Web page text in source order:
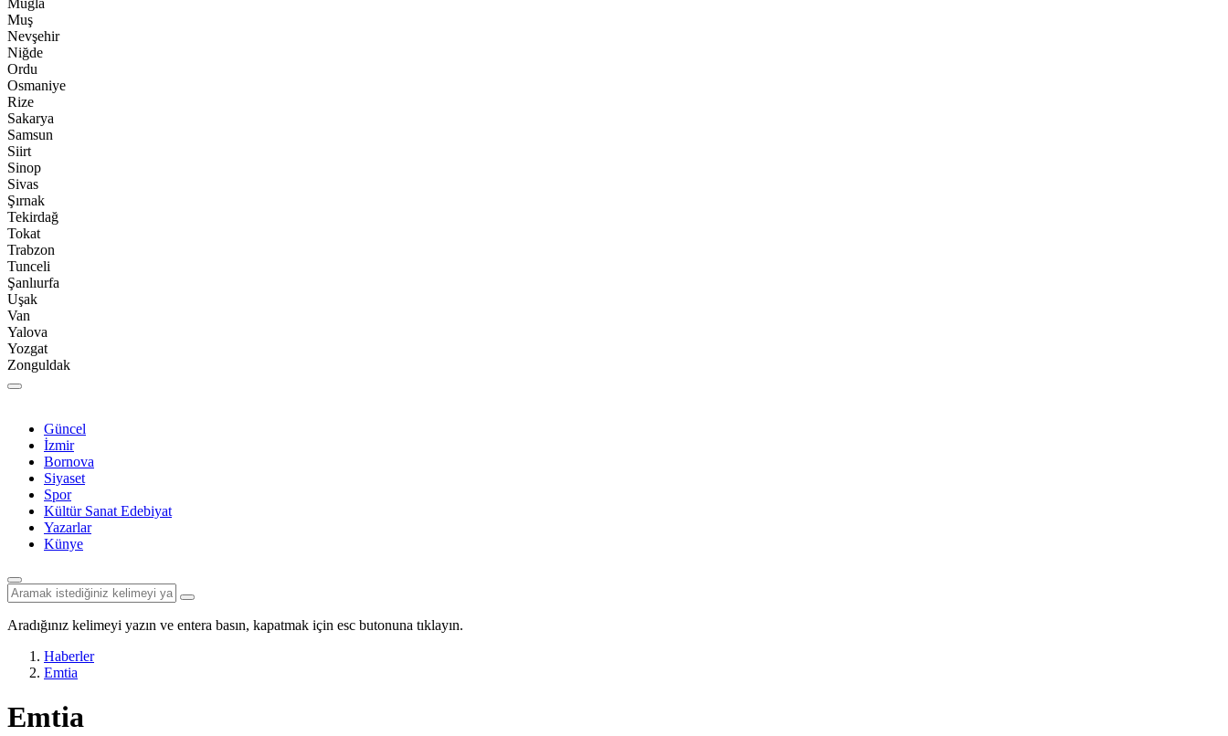
Muğla
Muş
Nevşehir
Niğde
Ordu
Osmaniye
Rize
Sakarya
Samsun
Siirt
Sinop
Sivas
Şırnak
Tekirdağ
Tokat
Trabzon
Tunceli
Şanlıurfa
Uşak
Van
Yalova
Yozgat
Zonguldak
Güncel
İzmir
Bornova
Siyaset
Spor
Kültür Sanat Edebiyat
Yazarlar
Künye
Aradığınız kelimeyi yazın ve entera basın, kapatmak için esc butonuna tıklayın.
Haberler
Emtia
Emtia